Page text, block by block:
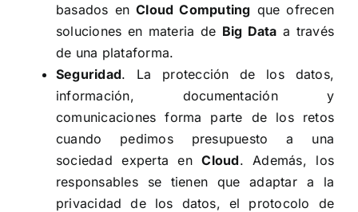
basados enCloud Computing que ofrecen
soluciones en materia de Big Data a través
de una plataforma.
Seguridad. La protección de los datos,
información, documentación y
comunicaciones forma parte de los retos
cuando pedimos presupuesto a una
sociedad experta enCloud. Además, los
responsables se tienen que adaptar a la
privacidad de los datos, el protocolo de